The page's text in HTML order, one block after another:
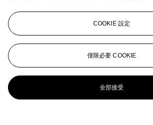
Pippa JacombDirector, Head of Day Sale
pjacomb@christies.com+44 (0) 20 7389 2293
更多來自現代英國及愛爾蘭
拍賣）
COOKIE 設定
僅限必要 COOKIE
全部接受